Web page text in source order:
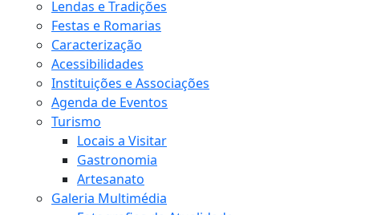
Lendas e Tradições
Festas e Romarias
Caracterização
Acessibilidades
Instituições e Associações
Agenda de Eventos
Turismo
Locais a Visitar
Gastronomia
Artesanato
Galeria Multimédia